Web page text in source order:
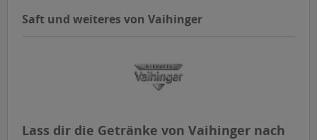
Saft und weiteres von Vaihinger
Lass dir die Getränke von Vaihinger nach